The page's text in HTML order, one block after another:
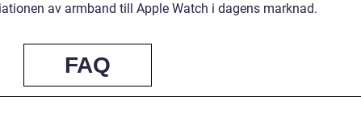
av armband till Apple Watch i dagens marknad.
FAQ